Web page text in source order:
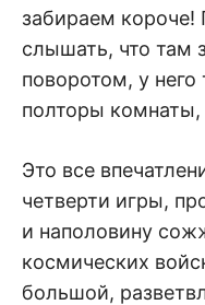
забираем короче!
слышать, что там
поворотом, у него
полторы комнаты,
Это все
четверти игры,
и наполовину
космических
большой,